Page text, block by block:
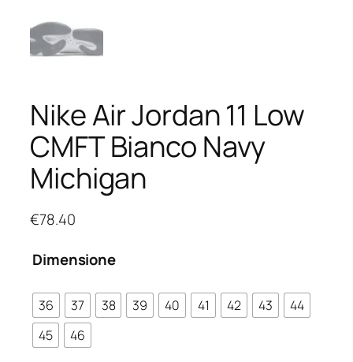
Nike Air Jordan 11 Low
CMFT Bianco Navy
Michigan
€78.40
Dimensione
36 37 38 39 40 41 42 43
44
45
46